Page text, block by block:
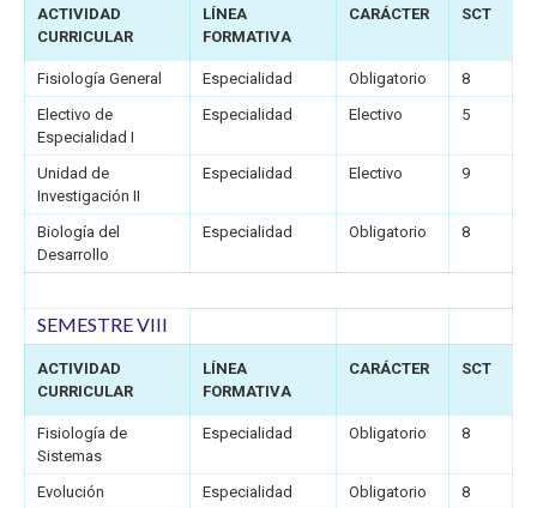
ACTIVIDAD
CURRICULAR
LÍNEA
FORMATIVA
CARÁCTER SCT
Fisiología General Especialidad Obligatorio
8
Electivo de
Especialidad I
Especialidad Electivo 5
Unidad de
Investigación II
Especialidad Electivo 9
Biología del
Desarrollo
Especialidad Obligatorio 8
SEMESTRE VIII
ACTIVIDAD
CURRICULAR
LÍNEA
FORMATIVA
CARÁCTER SCT
Fisiología de
Sistemas
Especialidad Obligatorio 8
Evolución Especialidad Obligatorio
8